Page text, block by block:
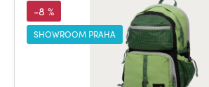
-8 %
SHOWROOM PRAHA